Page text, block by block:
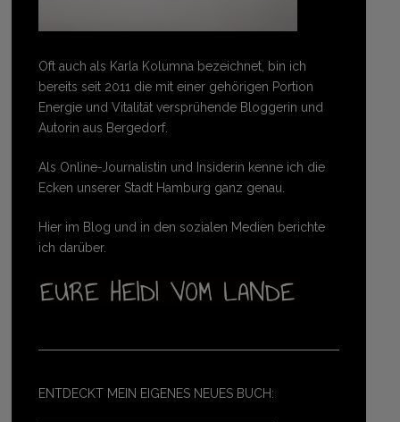
Oft auch als Karla Kolumna bezeichnet, bin ich
bereits seit 2011 die mit einer gehörigen Portion
Energie und Vitalität versprühende Bloggerin und
Autorin aus Bergedorf.
Als Online-Journalistin und Insiderin kenne ich die
Ecken unserer Stadt Hamburg ganz genau.
Hier im Blog und in den sozialen Medien berichte
ich darüber.
ENTDECKT MEIN EIGENES NEUES BUCH: